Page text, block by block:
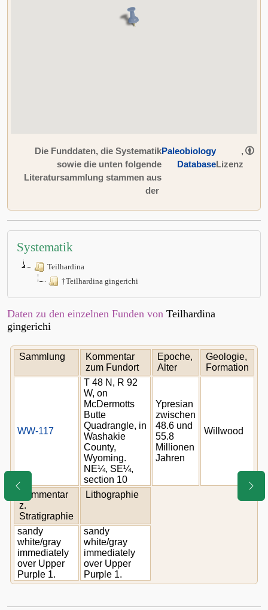
Die Funddaten, die Systematik
sowie die unten folgende
Literatursammlung stammen aus
der
Paleobiology
Database
,
Lizenz
Systematik
Teilhardina
†Teilhardina gingerichi
Daten zu den einzelnen Funden von Teilhardina
gingerichi
Sammlung
Kommentar
zum Fundort
Epoche,
Alter
Geologie,
Formation
WW-117
T 48 N, R 92
W, on
McDermotts
Butte
Quadrangle, in
Washakie
County,
Wyoming.
NE¼, SE¼,
section 10
Ypresian
zwischen
48.6 und
55.8
Millionen
Jahren
Willwood
Kommentar
z.
Stratigraphie
Lithographie
sandy
white/gray
immediately
over Upper
Purple 1.
sandy
white/gray
immediately
over Upper
Purple 1.